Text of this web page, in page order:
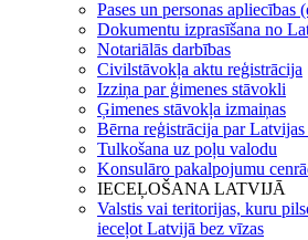
Pases un personas apliecības
Dokumentu izprasīšana no
Notariālās darbības
Civilstāvokļa aktu reģistrācija
Izziņa par ģimenes stāvokli
Ģimenes stāvokļa izmaiņas
Bērna reģistrācija par
Tulkošana uz poļu valodu
Konsulāro pakalpojumu
IECEĻOŠANA LATVIJĀ
Valstis vai teritorijas, kuru
ieceļot Latvijā bez vīzas